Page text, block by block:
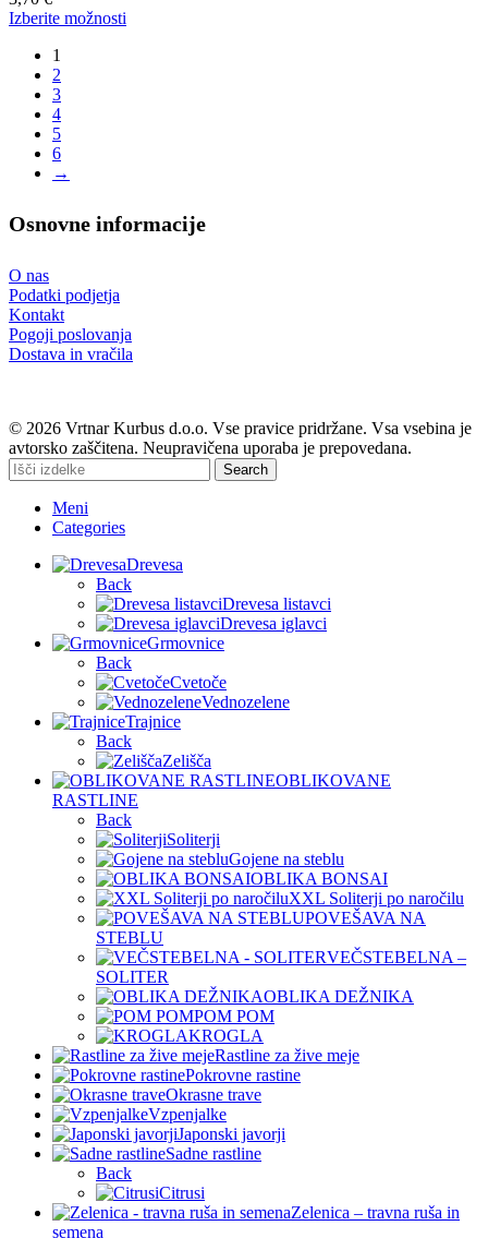
Izberite možnosti
1
2
3
4
5
6
→
Osnovne informacije
O nas
Podatki podjetja
Kontakt
Pogoji poslovanja
Dostava in vračila
© 2026 Vrtnar Kurbus d.o.o. Vse pravice pridržane. Vsa vsebina je
avtorsko zaščitena. Neupravičena uporaba je prepovedana.
Search
Meni
Categories
Drevesa
Back
Drevesa listavci
Drevesa iglavci
Grmovnice
Back
Cvetoče
Vednozelene
Trajnice
Back
Zelišča
OBLIKOVANE
RASTLINE
Back
Soliterji
Gojene na steblu
OBLIKA BONSAI
XXL Soliterji po naročilu
POVEŠAVA NA
STEBLU
VEČSTEBELNA –
SOLITER
OBLIKA DEŽNIKA
POM POM
KROGLA
Rastline za žive meje
Pokrovne rastine
Okrasne trave
Vzpenjalke
Japonski javorji
Sadne rastline
Back
Citrusi
Zelenica – travna ruša in
semena